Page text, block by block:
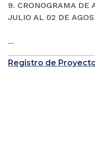
9. CRONOGRAMA DE
JULIO AL 02 DE
...
Registro de